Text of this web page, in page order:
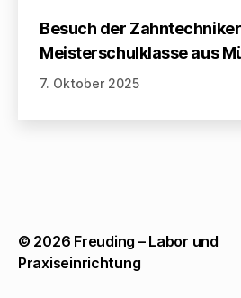
Besuch der
Meisterschulklasse aus
7. Oktober 2025
© 2026 Freuding – Labor und
Praxiseinrichtung